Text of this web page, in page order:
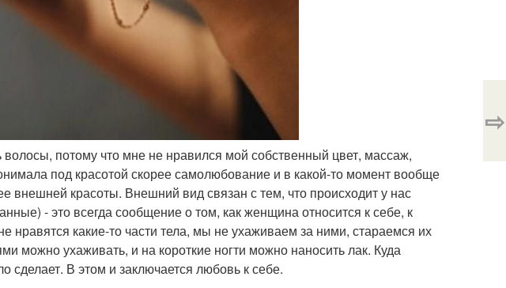
волосы, потому что мне не нравился мой собственный цвет, массаж,
под красотой скорее самолюбование и в какой-то момент вообще
внешней красоты. Внешний вид связан с тем, что происходит у нас
- это всегда сообщение о том, как женщина относится к себе, к
нравятся какие-то части тела, мы не ухаживаем за ними, стараемся их
можно ухаживать, и на короткие ногти можно наносить лак. Куда
сделает. В этом и заключается любовь к себе.
⇨